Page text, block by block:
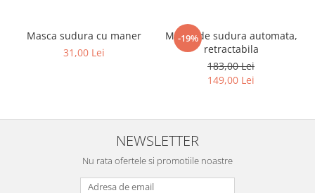
Masca sudura cu maner
31,00 Lei
-19%
Masca de sudura automata,
retractabila
183,00 Lei
149,00 Lei
NEWSLETTER
Nu rata ofertele si promotiile noastre